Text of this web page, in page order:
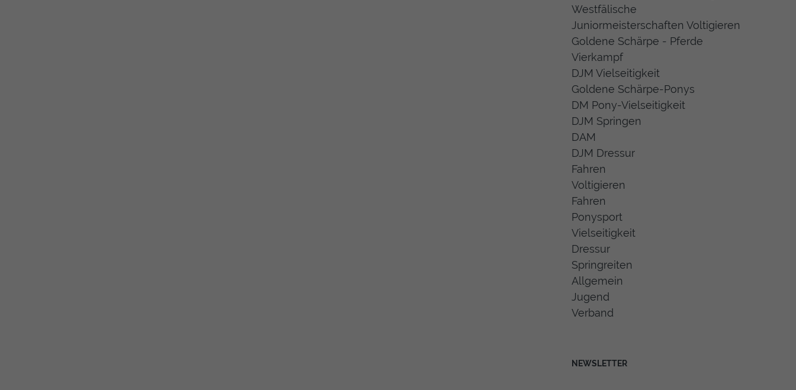
Westfälische
Juniormeisterschaften Voltigieren
Goldene Schärpe - Pferde
Vierkampf
DJM Vielseitigkeit
Goldene Schärpe-Ponys
DM Pony-Vielseitigkeit
DJM Springen
DAM
DJM Dressur
Fahren
Voltigieren
Fahren
Ponysport
Vielseitigkeit
Dressur
Springreiten
Allgemein
Jugend
Verband
NEWSLETTER